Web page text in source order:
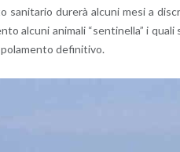
du­re­rà al­cu­ni mesi a
al­cu­ni ani­ma­li “sen­ti­nel­la” i
de­fi­ni­ti­vo.